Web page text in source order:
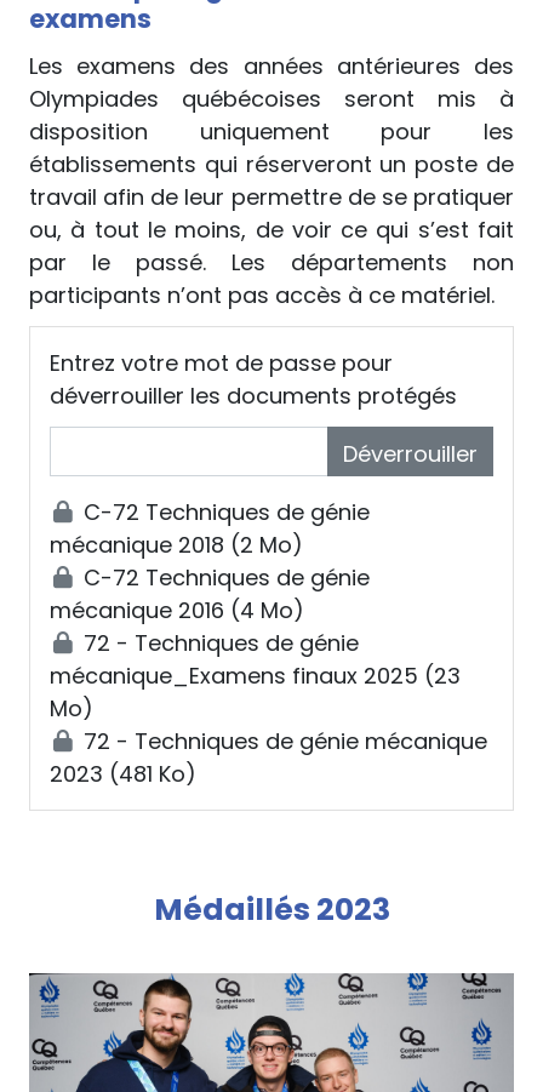
examens
Les examens des années antérieures des
Olympiades québécoises seront mis à
disposition uniquement pour les
établissements qui réserveront un poste de
travail afin de leur permettre de se pratiquer
ou, à tout le moins, de voir ce qui s’est fait
par le passé. Les départements non
participants n’ont pas accès à ce matériel.
Entrez votre mot de passe pour
déverrouiller les documents protégés
Déverrouiller
C-72 Techniques de génie
mécanique 2018 (2 Mo)
C-72 Techniques de génie
mécanique 2016 (4 Mo)
72 - Techniques de génie
mécanique_Examens finaux 2025 (23
Mo)
72 - Techniques de génie mécanique
2023 (481 Ko)
Médaillés 2023